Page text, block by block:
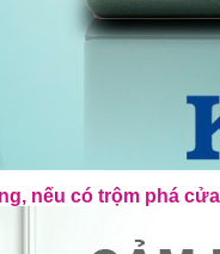
nếu có trộm phá